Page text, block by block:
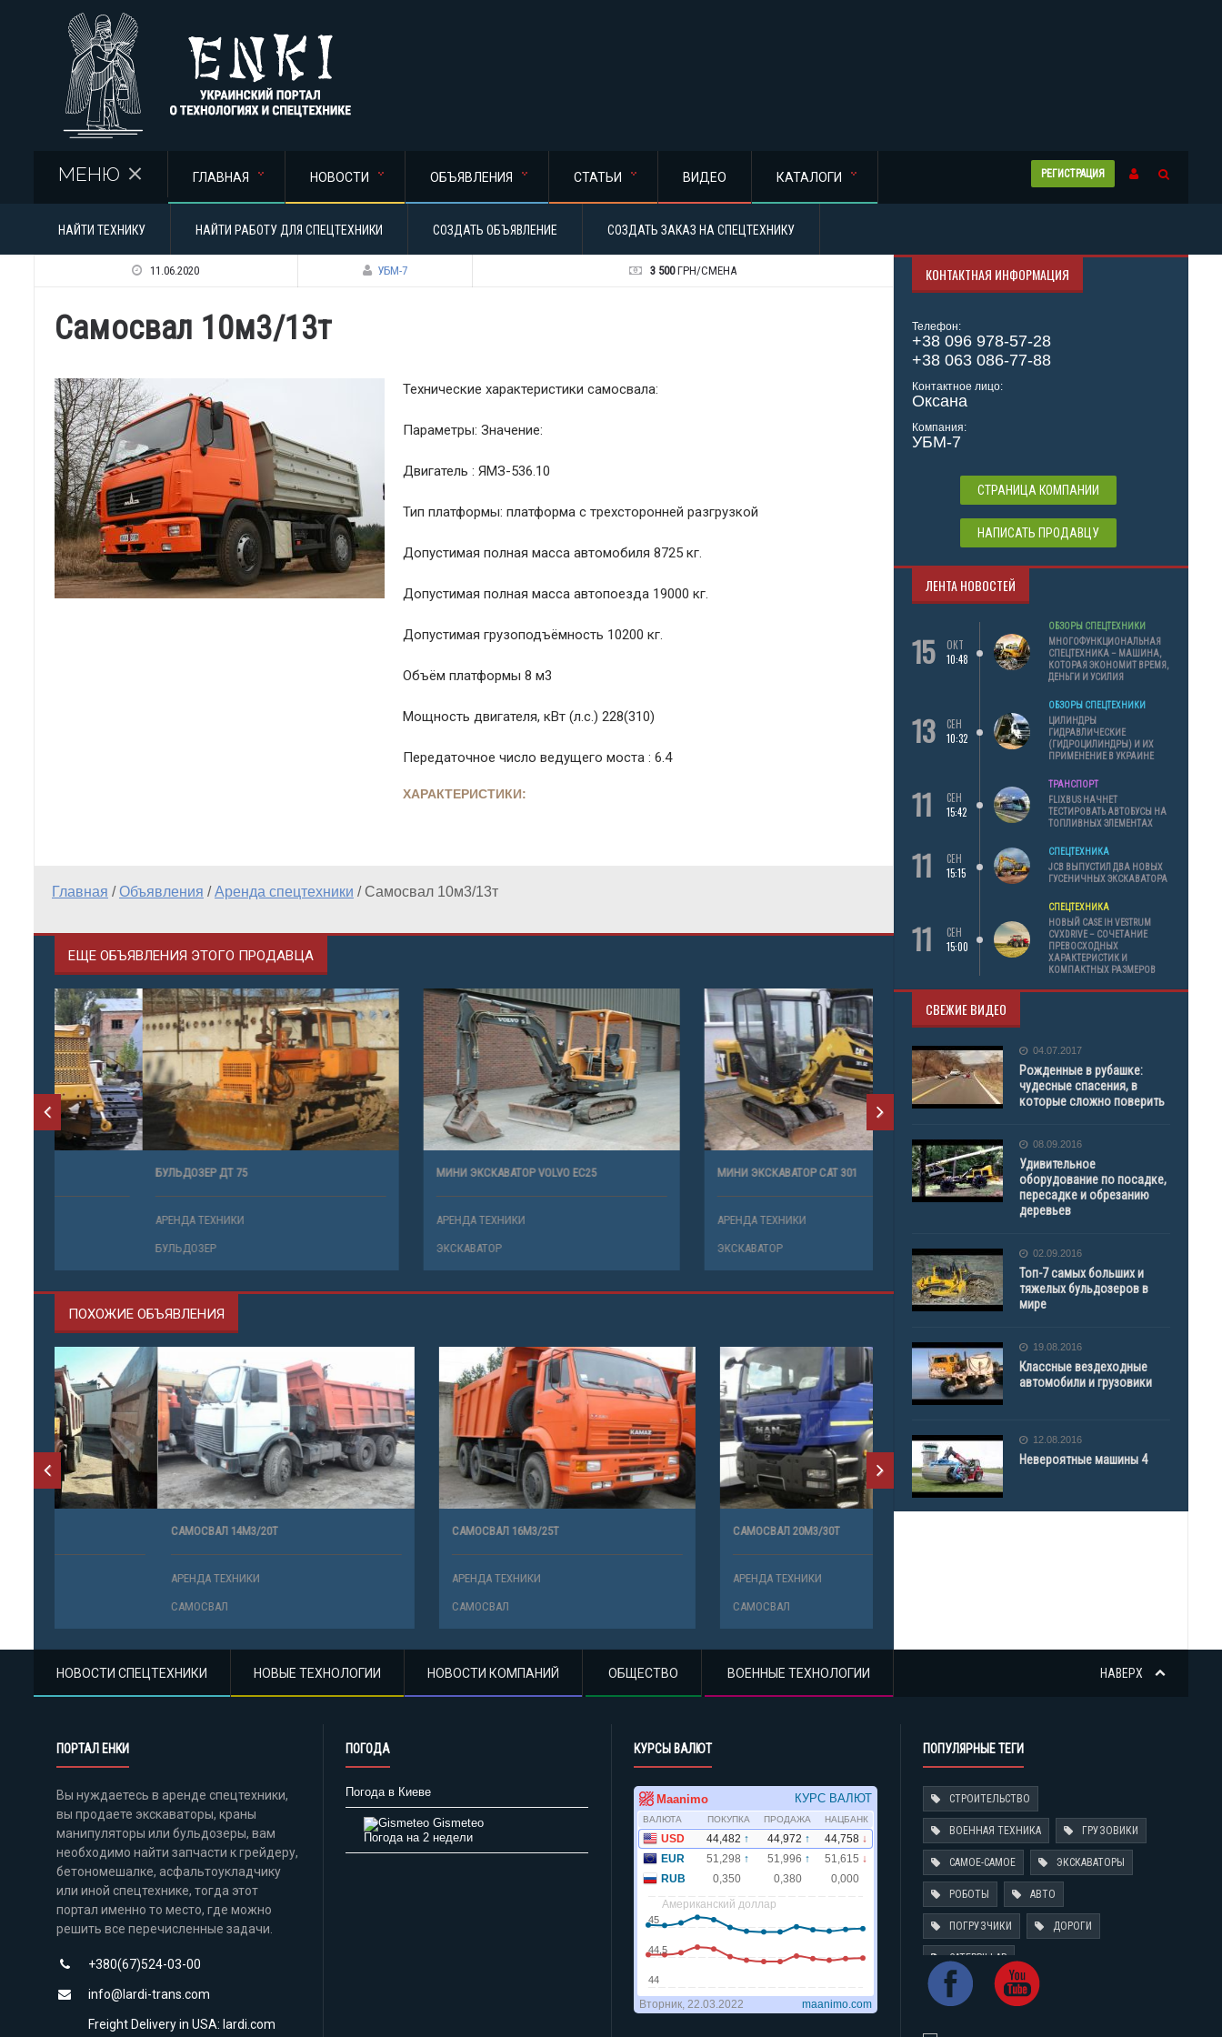
РЕГИСТРАЦИЯ
МЕНЮ ГЛАВНАЯ НОВОСТИ ОБЪЯВЛЕНИЯ СТАТЬИ ВИДЕО КАТАЛОГИ
НАЙТИ ТЕХНИКУ НАЙТИ РАБОТУ ДЛЯ СПЕЦТЕХНИКИ СОЗДАТЬ ОБЪЯВЛЕНИЕ СОЗДАТЬ ЗАКАЗ НА СПЕЦТЕХНИКУ
11.06.2020 УБМ-7 3 500 ГРН/СМЕНА
Самосвал 10м3/13т
Технические характеристики самосвала:
Параметры: Значение:
Двигатель : ЯМЗ-536.10
Тип платформы: платформа с трехсторонней разгрузкой
Допустимая полная масса автомобиля 8725 кг.
Допустимая полная масса автопоезда 19000 кг.
Допустимая грузоподъёмность 10200 кг.
Объём платформы 8 м3
Мощность двигателя, кВт (л.с.) 228(310)
Передаточное число ведущего моста : 6.4
ХАРАКТЕРИСТИКИ:
Главная /Объявления /Аренда спецтехники / Самосвал 10м3/13т
ЕЩЕ ОБЪЯВЛЕНИЯ ЭТОГО ПРОДАВЦА
БУЛЬДОЗЕР ДТ 75
АРЕНДА ТЕХНИКИ
МИНИ ЭКСКАВАТОР VOLVO EC25
АРЕНДА ТЕХНИКИ
МИНИ ЭКСКАВАТОР САТ 301
АРЕНДА ТЕХНИКИ
ПОХОЖИЕ ОБЪЯВЛЕНИЯ
САМОСВАЛ 14М3/20Т САМОСВАЛ 16М3/25Т САМОСВАЛ 20М3/30Т
КОНТАКТНАЯ ИНФОРМАЦИЯ
Телефон:
+38 096 978-57-28
+38 063 086-77-88
Контактное лицо:
Оксана
Компания:
УБМ-7
СТРАНИЦА КОМПАНИИ
НАПИСАТЬ ПРОДАВЦУ
ЛЕНТА НОВОСТЕЙ
15
ОКТ
10:48
ОБЗОРЫ СПЕЦТЕХНИКИ
МНОГОФУНКЦИОНАЛЬНАЯ
СПЕЦТЕХНИКА – МАШИНА,
КОТОРАЯ ЭКОНОМИТ ВРЕМЯ,
ДЕНЬГИ И УСИЛИЯ
13
СЕН
10:32
ОБЗОРЫ СПЕЦТЕХНИКИ
ЦИЛИНДРЫ
ГИДРАВЛИЧЕСКИЕ
(ГИДРОЦИЛИНДРЫ) И ИХ
ПРИМЕНЕНИЕ В УКРАИНЕ
11
СЕН
15:42
ТРАНСПОРТ
FLIXBUS НАЧНЕТ
ТЕСТИРОВАТЬ АВТОБУСЫ НА
ТОПЛИВНЫХ ЭЛЕМЕНТАХ
11
СЕН
15:15
СПЕЦТЕХНИКА
JCB ВЫПУСТИЛ ДВА НОВЫХ
ГУСЕНИЧНЫХ ЭКСКАВАТОРА
11
СЕН
15:00
СПЕЦТЕХНИКА
НОВЫЙ CASE IH VESTRUM
CVXDRIVE – СОЧЕТАНИЕ
ПРЕВОСХОДНЫХ
ХАРАКТЕРИСТИК И
КОМПАКТНЫХ РАЗМЕРОВ
СВЕЖИЕ ВИДЕО
04.07.2017
Рожденные в рубашке:
чудесные спасения, в
которые сложно поверить
08.09.2016
Удивительное
оборудование по посадке,
пересадке и обрезанию
деревьев
02.09.2016
Топ-7 самых больших и
тяжелых бульдозеров в
мире
19.08.2016
Классные вездеходные
автомобили и грузовики
12.08.2016
Невероятные машины 4
НАВЕРХ
НОВОСТИ СПЕЦТЕХНИКИ НОВЫЕ ТЕХНОЛОГИИ НОВОСТИ КОМПАНИЙ ОБЩЕСТВО ВОЕННЫЕ ТЕХНОЛОГИИ
ПОРТАЛ ЕНКИ
Вы нуждаетесь в аренде спецтехники,
вы продаете экскаваторы, краны
манипуляторы или бульдозеры, вам
необходимо найти запчасти к грейдеру,
бетономешалке, асфальтоукладчику
или иной спецтехнике, тогда этот
портал именно то место, где можно
решить все перечисленные задачи.
+380(67)524-03-00
info@lardi-trans.com
Freight Delivery in USA: lardi.com
ПОГОДА
Погода в Киеве
Gismeteo
Погода на 2 недели
КУРСЫ ВАЛЮТ ПОПУЛЯРНЫЕ ТЕГИ
СТРОИТЕЛЬСТВО
ВОЕННАЯ ТЕХНИКА ГРУЗОВИКИ
САМОЕ-САМОЕ ЭКСКАВАТОРЫ
РОБОТЫ АВТО
ПОГРУЗЧИКИ ДОРОГИ
CATERPILLAR